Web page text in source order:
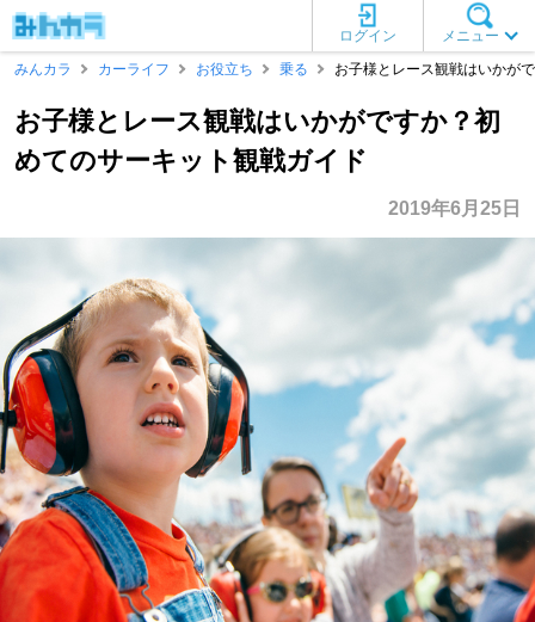
メニュー
ログイン
みんカラ
カーライフ お役立ち 乗る お子様とレース観戦はいかが
お子様とレース観戦はいかがですか？初
めてのサーキット観戦ガイド
2019年6月25日